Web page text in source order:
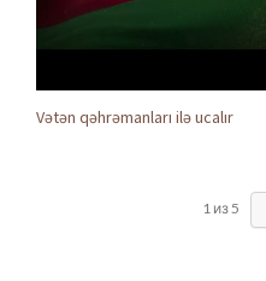
Vətən qəhrəmanları ilə ucalır
1 из5